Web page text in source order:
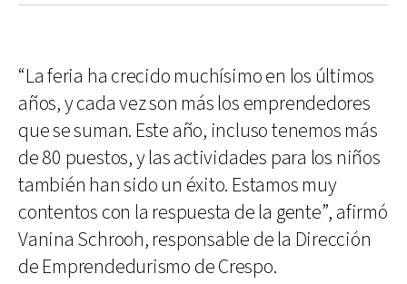
“La feria ha crecido muchísimo en los últimos
años, y cada vez son más los emprendedores
que se suman. Este año, incluso tenemos más
de 80 puestos, y las actividades para los niños
también han sido un éxito. Estamos muy
contentos con la respuesta de la gente”, afirmó
Vanina Schrooh, responsable de la Dirección
de Emprendedurismo de Crespo.